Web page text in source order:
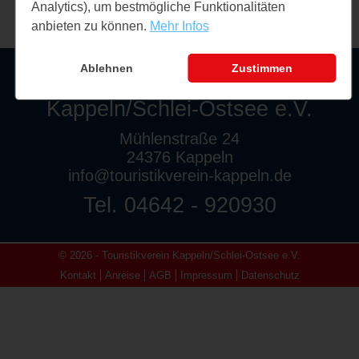
Touristikverein
Kappeln/Schlei-Ostsee e.V.
Mühlenstraße 24
24376 Kappeln
info@touristikverein-kappeln.de
Tel. 04642 - 920930
© 2026 - Touristikverein Kappeln/Schlei-Ostsee e.V.
Kontakt
Anreise AGB Impressum Datenschutz
Analytics), um bestmögliche Funktionalitäten
anbieten zu können. Mehr Infos
Ablehnen Zustimmen